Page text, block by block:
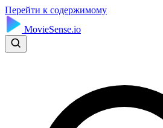
Перейти к содержимому
MovieSense.io